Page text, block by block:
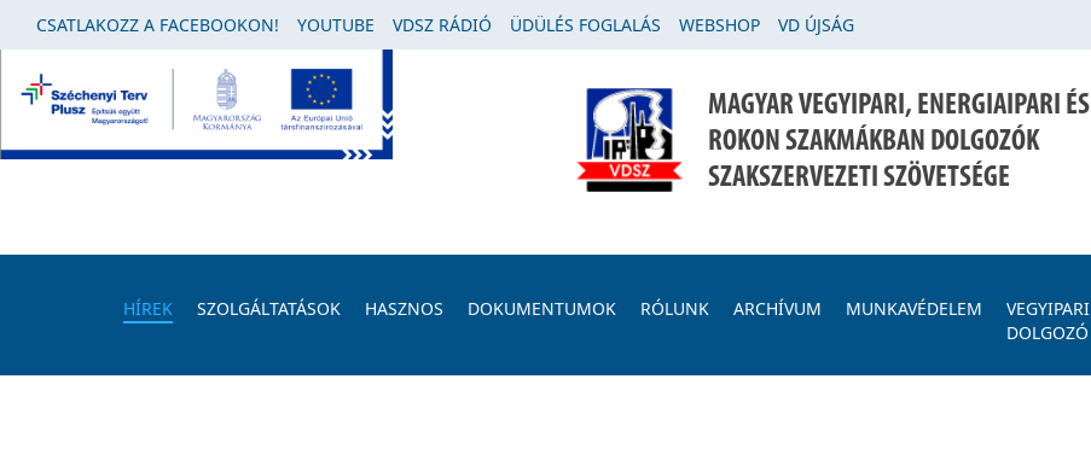
CSATLAKOZZ A FACEBOOKON! YOUTUBE VDSZ RÁDIÓ ÜDÜLÉS FOGLALÁS WEBSHOP VD ÚJSÁG
MAGYAR VEGYIPARI, ENERGIAIPARI ÉS
ROKON SZAKMÁKBAN DOLGOZÓK
SZAKSZERVEZETI SZÖVETSÉGE
HÍREK SZOLGÁLTATÁSOK HASZNOS DOKUMENTUMOK RÓLUNK ARCHÍVUM MUNKAVÉDELEM
VEGYIPARI
DOLGOZÓ